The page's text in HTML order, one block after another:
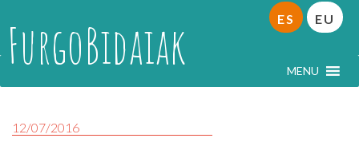
FurgoBidaiak MENU
ES EU
12/07/2016